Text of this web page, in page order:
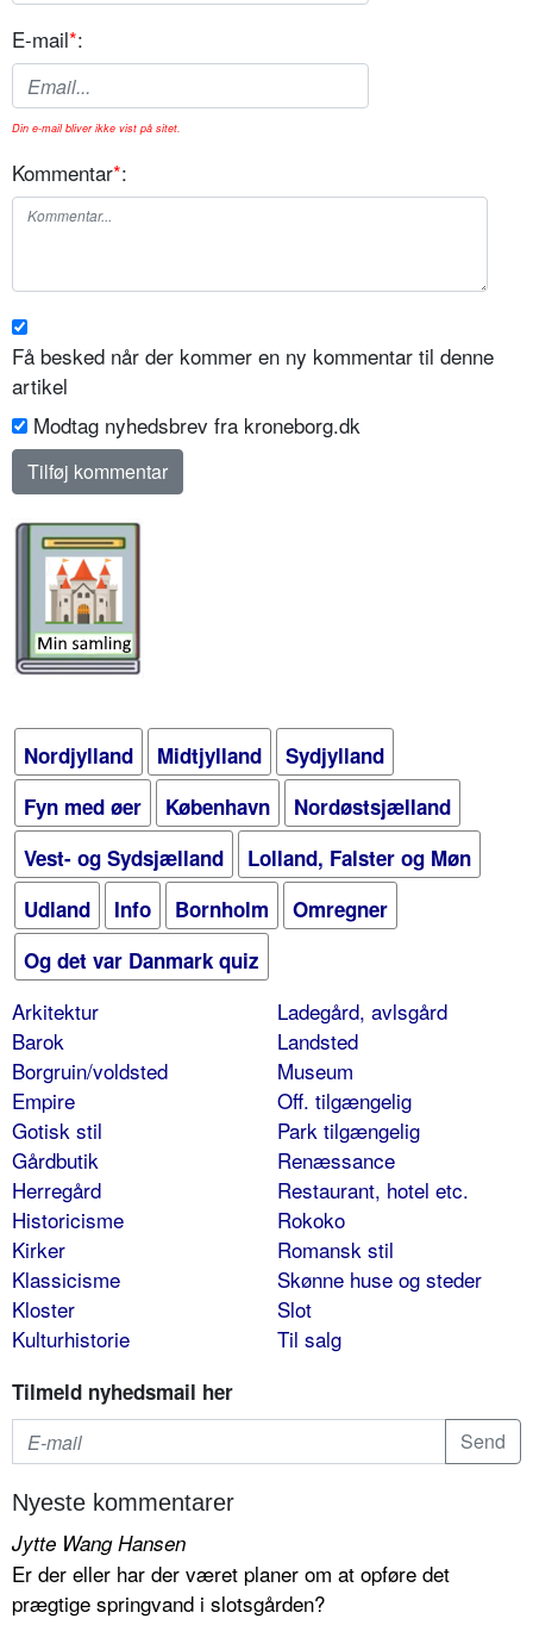
E-mail*:
Din e-mail bliver ikke vist på sitet.
Kommentar*:
Få besked når der kommer en ny kommentar til denne
artikel
Modtag nyhedsbrev fra kroneborg.dk
Nordjylland Midtjylland
Sydjylland
Fyn med øer
København
Nordøstsjælland
Vest- og Sydsjælland
Lolland, Falster og Møn
Udland
Info Bornholm
Omregner
Og det var Danmark quiz
Arkitektur
Barok
Borgruin/voldsted
Empire
Gotisk stil
Gårdbutik
Herregård
Historicisme
Kirker
Klassicisme
Kloster
Kulturhistorie
Ladegård, avlsgård
Landsted
Museum
Off. tilgængelig
Park tilgængelig
Renæssance
Restaurant, hotel etc.
Rokoko
Romansk stil
Skønne huse og steder
Slot
Til salg
Tilmeld nyhedsmail her
Nyeste kommentarer
Jytte Wang Hansen
Er der eller har der været planer om at opføre det
prægtige springvand i slotsgården?